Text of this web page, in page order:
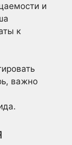
и
к
важно